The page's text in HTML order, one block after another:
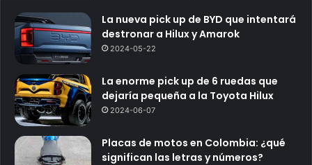
La nueva pick up de BYD que intentará
destronar a Hilux y Amarok
2024-05-22
La enorme pick up de 6 ruedas que
dejaría pequeña a la Toyota Hilux
2024-06-07
Placas de motos en Colombia: ¿qué
significan las letras y números?